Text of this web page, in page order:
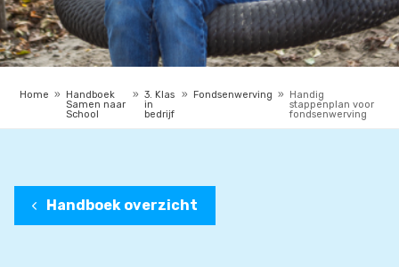
Home »
Handboek
Samen naar
School
» 3. Klas
in
bedrijf
» Fondsenwerving »
Handig
stappenplan voor
fondsenwerving
Handboek overzicht